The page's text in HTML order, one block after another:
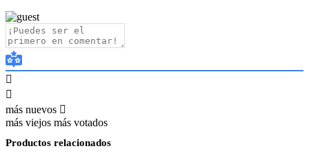
más nuevos
más viejos más votados
Productos relacionados